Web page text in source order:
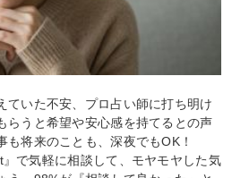
ていた不安、プロ占い師に打ち明け
らうと希望や安心感を持てるとの声
将来のことも、深夜でもOK！
』で気軽に相談して、モヤモヤした気